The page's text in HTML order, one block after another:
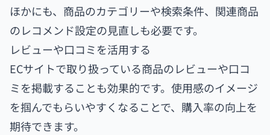
ほかにも、商品のカテゴリーや検索条件、関連商品
のレコメンド設定の見直しも必要です。
レビューや口コミを活用する
ECサイトで取り扱っている商品のレビューや口コ
ミを掲載することも効果的です。使用感のイメージ
を掴んでもらいやすくなることで、購入率の向上を
期待できます。